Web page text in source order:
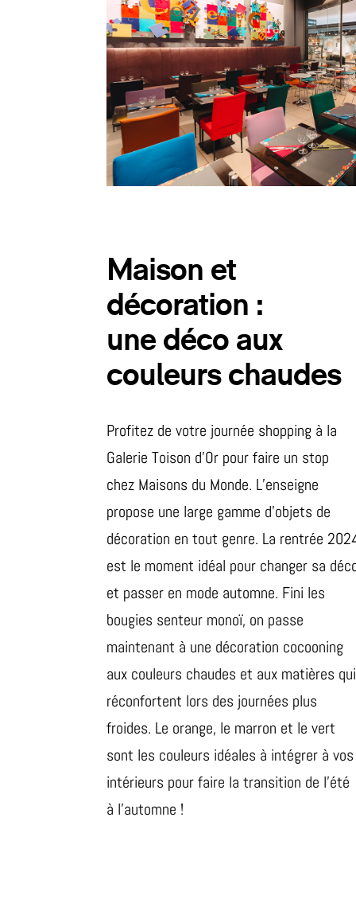
Maison et
décoration :
une déco aux
couleurs chaudes
Profitez de votre journée shopping à la
Galerie Toison d’Or pour faire un stop
chez Maisons du Monde. L’enseigne
propose une large gamme d’objets de
décoration en tout genre. La rentrée
est le moment idéal pour changer sa
et passer en mode automne. Fini les
bougies senteur monoï, on passe
maintenant à une décoration cocooning
aux couleurs chaudes et aux matières qui
réconfortent lors des journées plus
froides. Le orange, le marron et le vert
sont les couleurs idéales à intégrer à vos
intérieurs pour faire la transition de l’été
à l’automne !